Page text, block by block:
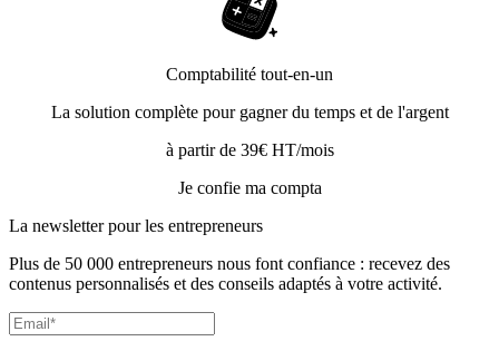
Comptabilité tout-en-un
La solution complète pour gagner du temps et de l'argent
à partir de 39€ HT/mois
Je confie ma compta
La newsletter pour les entrepreneurs
Plus de 50 000 entrepreneurs nous font confiance : recevez des
contenus personnalisés et des conseils adaptés à votre activité.